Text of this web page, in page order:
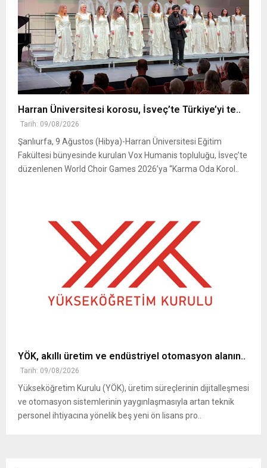
Harran Üniversitesi korosu, İsveç’te Türkiye’yi te..
Tarih: 09/08/2026
Şanlıurfa, 9 Ağustos (Hibya)-Harran Üniversitesi Eğitim
Fakültesi bünyesinde kurulan Vox Humanis topluluğu, İsveç’te
düzenlenen World Choir Games 2026’ya “Karma Oda Korol..
YÖK, akıllı üretim ve endüstriyel otomasyon alanın..
Tarih: 09/08/2026
Yükseköğretim Kurulu (YÖK), üretim süreçlerinin dijitalleşmesi
ve otomasyon sistemlerinin yaygınlaşmasıyla artan teknik
personel ihtiyacına yönelik beş yeni ön lisans pro..